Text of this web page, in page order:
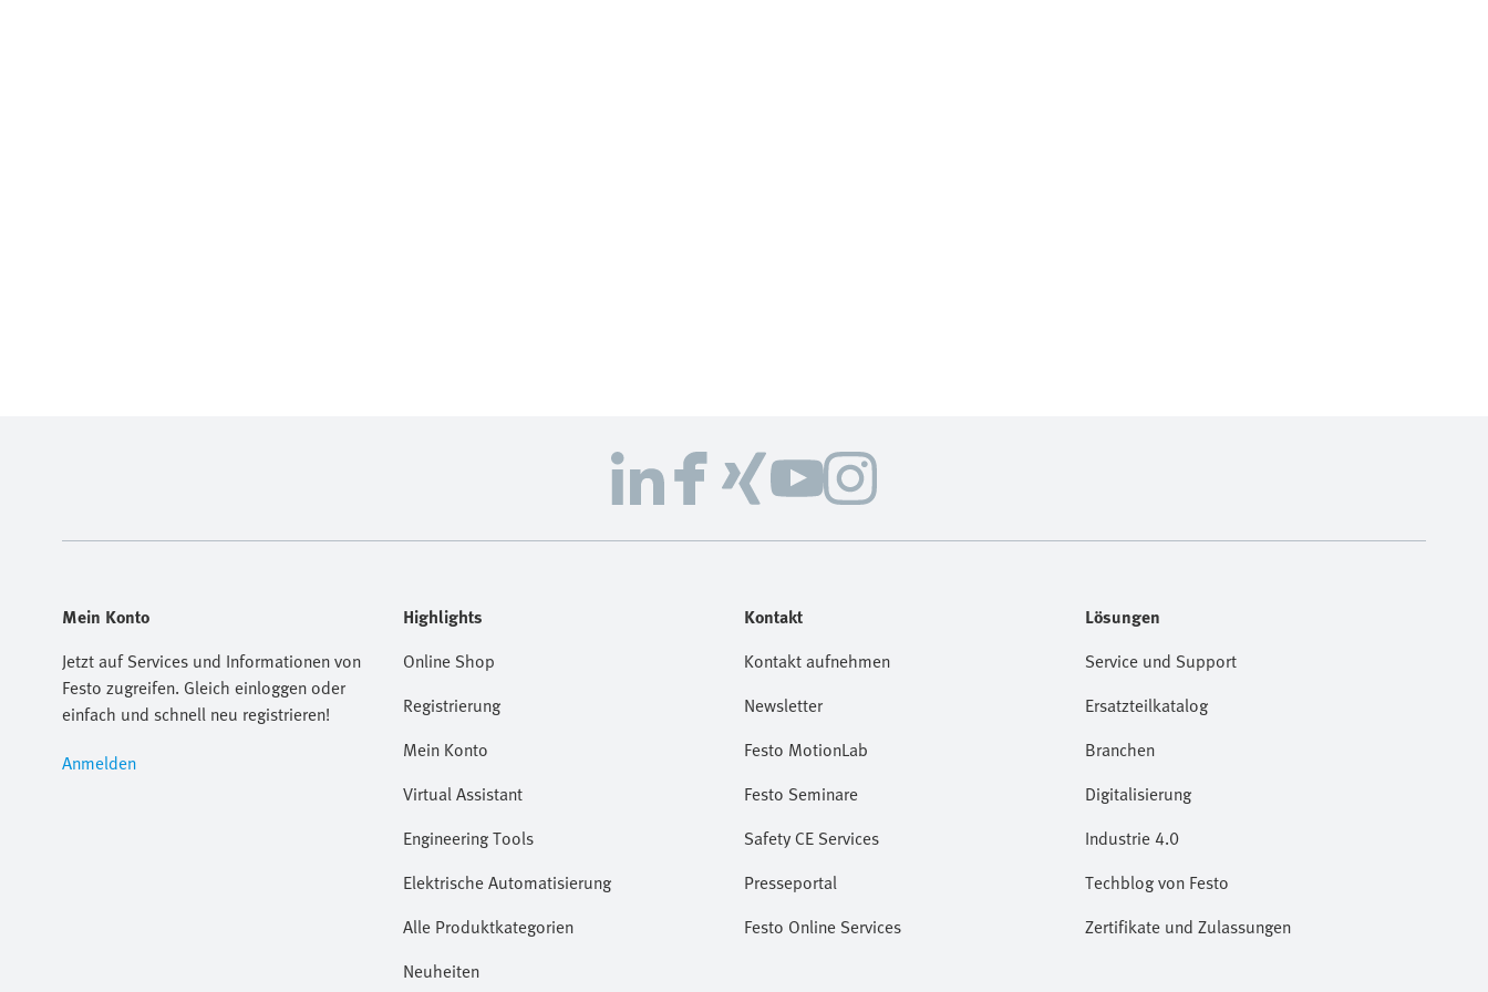
Mein Konto
Jetzt auf Services und Informationen von
Festo zugreifen. Gleich einloggen oder
einfach und schnell neu registrieren!
Anmelden
Highlights
Online Shop
Registrierung
Mein Konto
Virtual Assistant
Engineering Tools
Elektrische Automatisierung
Alle Produktkategorien
Neuheiten
Kontakt
Kontakt aufnehmen
Newsletter
Festo MotionLab
Festo Seminare
Safety CE Services
Presseportal
Festo Online Services
Lösungen
Service und Support
Ersatzteilkatalog
Branchen
Digitalisierung
Industrie 4.0
Techblog von Festo
Zertifikate und Zulassungen